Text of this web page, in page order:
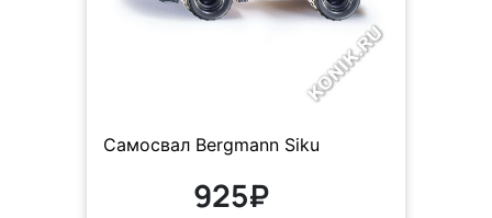
Самосвал Bergmann Siku
925₽